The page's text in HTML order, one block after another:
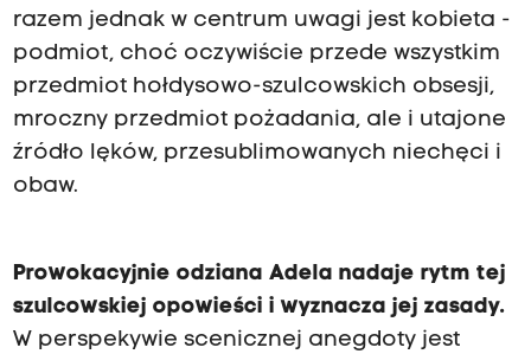
razem jednak w centrum uwagi jest kobieta -
podmiot, choć oczywiście przede wszystkim
przedmiot hołdysowo-szulcowskich obsesji,
mroczny przedmiot pożadania, ale i utajone
źródło lęków, przesublimowanych niechęci i
obaw.
Prowokacyjnie odziana Adela nadaje rytm tej
szulcowskiej opowieści i wyznacza jej zasady.
W perspekywie scenicznej anegdoty jest